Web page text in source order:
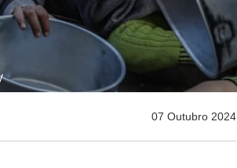
07 Outubro 2024